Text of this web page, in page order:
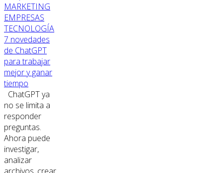
MARKETING
EMPRESAS
TECNOLOGÍA
7 novedades
de ChatGPT
para trabajar
mejor y ganar
tiempo
ChatGPT ya
no se limita a
responder
preguntas.
Ahora puede
investigar,
analizar